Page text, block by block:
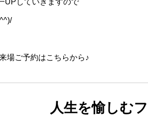
UPしていきますので
ご予約はこちらから♪
人生を愉しむ